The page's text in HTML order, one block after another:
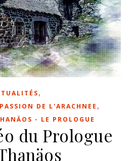
,
DE L'ARACHNEE ,
- LE PROLOGUE
du Prologue